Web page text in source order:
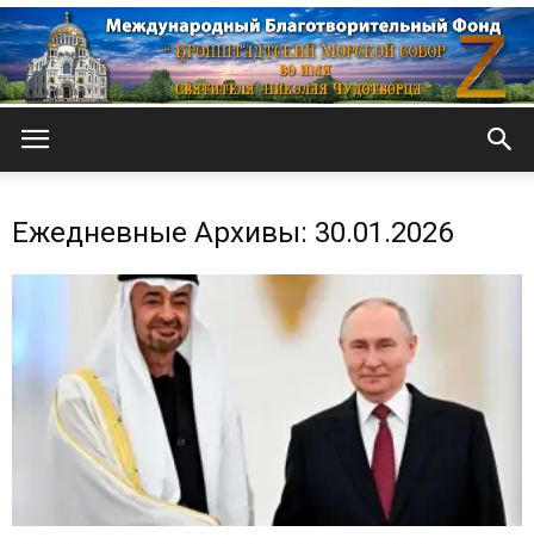
Ежедневные Архивы: 30.01.2026